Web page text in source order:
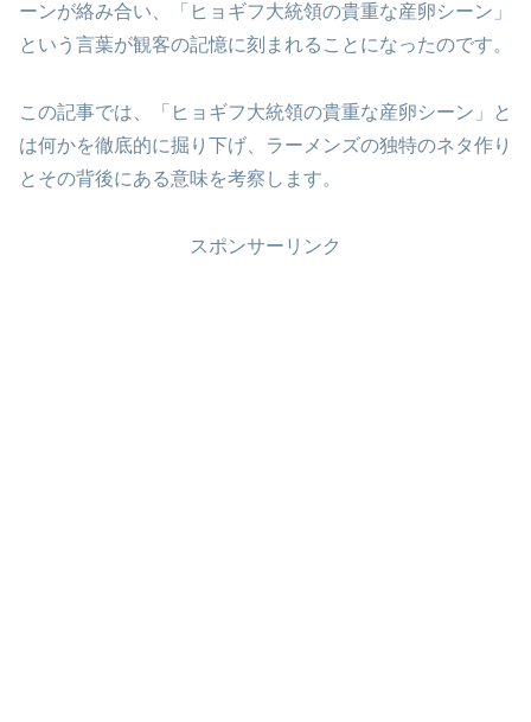
ーンが絡み合い、「ヒョギフ大統領の貴重な産卵シーン」
という言葉が観客の記憶に刻まれることになったのです。
この記事では、「ヒョギフ大統領の貴重な産卵シーン」と
は何かを徹底的に掘り下げ、ラーメンズの独特のネタ作り
とその背後にある意味を考察します。
スポンサーリンク